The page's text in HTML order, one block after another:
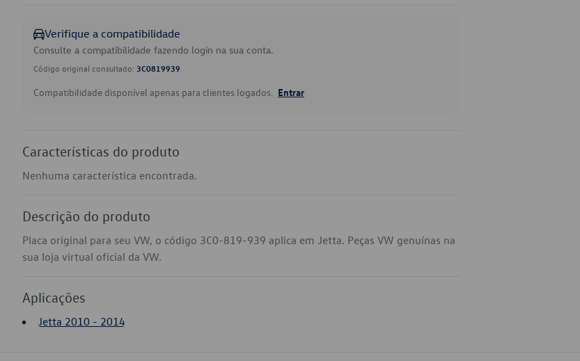
Verifique a compatibilidade
Consulte a compatibilidade fazendo login na sua conta.
Código original consultado: 3C0819939
Compatibilidade disponível apenas para clientes logados. Entrar
Características do produto
Nenhuma característica encontrada.
Descrição do produto
Placa original para seu VW, o código 3C0-819-939 aplica em Jetta. Peças VW genuínas na
sua loja virtual oficial da VW.
Aplicações
Jetta 2010 - 2014